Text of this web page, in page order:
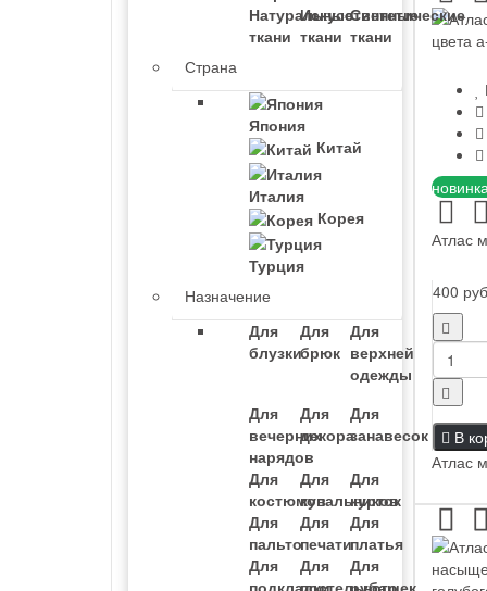
Натуральные
ткани
Искусственные
ткани
Синтетические
ткани
Страна
Япония
Китай
Италия
Корея
Турция
Назначение
Для
блузки
Для
брюк
Для
верхней
одежды
Для
вечерних
нарядов
Для
декора
Для
занавесок
Для
костюмов
Для
купальников
Для
курток
Для
пальто
Для
печати
Для
платья
Для
Для
Для
- Шотландка
- С рисунком
- Тиар
- Пикачу
- Leitmotiv
Креп-сатин
Кристалон
Курточная
- Двусторонняя
Лен
- Принтованный
- Валяный
- Пальтовый
- Тонкий
- Трикотажный
Масло трикотаж
Атлас
400 руб
В
Атлас